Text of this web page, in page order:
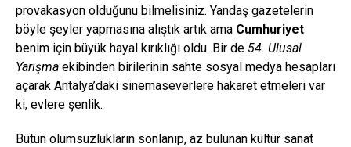
provakasyon olduğunu bilmelisiniz. Yandaş gazetelerin
böyle şeyler yapmasına alıştık artık ama Cumhuriyet
benim için büyük hayal kırıklığı oldu. Bir de 54. Ulusal
Yarışma ekibinden birilerinin sahte sosyal medya hesapları
açarak Antalya’daki sinemaseverlere hakaret etmeleri var
ki, evlere şenlik.
Bütün olumsuzlukların sonlanıp, az bulunan kültür sanat